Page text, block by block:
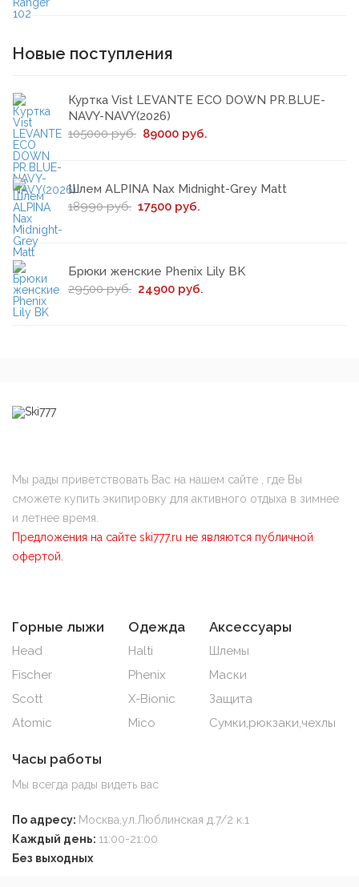
Новые поступления
Куртка Vist LEVANTE ECO DOWN PR.BLUE-
NAVY-NAVY(2026)
105000 руб. 89000 руб.
Шлем ALPINA Nax Midnight-Grey Matt
18990 руб. 17500 руб.
Брюки женские Phenix Lily BK
29500 руб. 24900 руб.
Мы рады приветствовать Вас на нашем сайте , где Вы
сможете купить экипировку для активного отдыха в зимнее
и летнее время.
Предложения на сайте ski777.ru не являются публичной
офертой.
Горные лыжи
Head
Fischer
Scott
Atomic
Одежда
Halti
Phenix
X-Bionic
Mico
Аксессуары
Шлемы
Маски
Защита
Сумки,рюкзаки,чехлы
Часы работы
Мы всегда рады видеть вас
По адресу: Москва,ул.Люблинская д.7/2 к.1
Каждый день: 11:00-21:00
Без выходных